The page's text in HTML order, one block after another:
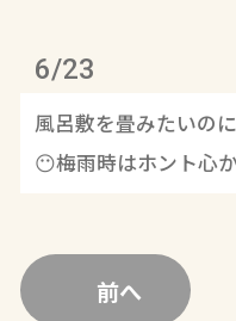
6/23
風呂敷を畳みたいの
😶梅雨時はホント心
前へ